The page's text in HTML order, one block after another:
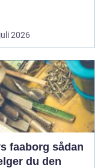
2026
sådan
du den